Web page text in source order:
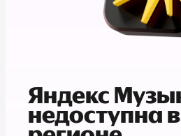
Яндекс
недоступна